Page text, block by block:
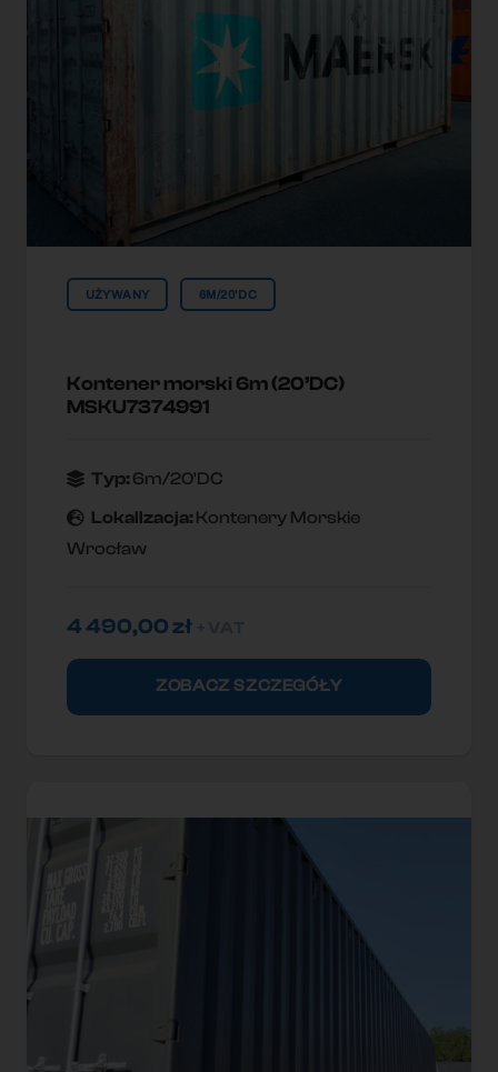
UŻYWANY 6M/20'DC
Kontener morski 6m (20’DC)
MSKU7374991
Typ: 6m/20'DC
Lokallzacja: Kontenery Morskie
Wrocław
4 490,00zł
ZOBACZ SZCZEGÓŁY